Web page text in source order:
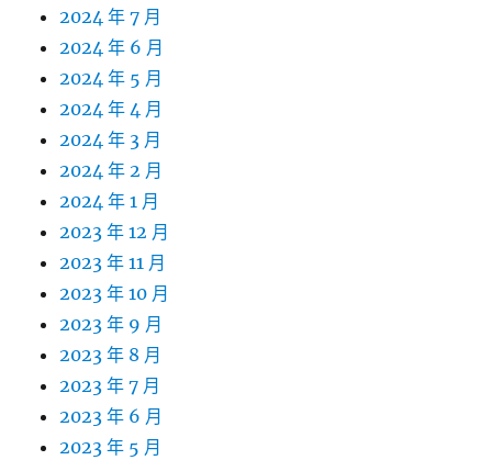
2024 年 7 月
2024 年 6 月
2024 年 5 月
2024 年 4 月
2024 年 3 月
2024 年 2 月
2024 年 1 月
2023 年 12 月
2023 年 11 月
2023 年 10 月
2023 年 9 月
2023 年 8 月
2023 年 7 月
2023 年 6 月
2023 年 5 月